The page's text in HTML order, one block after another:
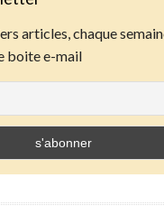
articles, chaque
boite e-mail